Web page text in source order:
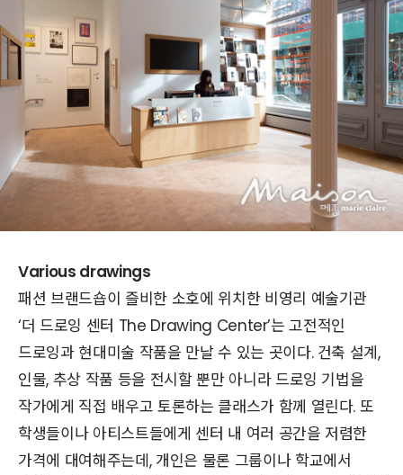
Various drawings
패션 브랜드숍이 즐비한 소호에 위치한 비영리 예술기관
‘더 드로잉 센터 The Drawing Center’는 고전적인
드로잉과 현대미술 작품을 만날 수 있는 곳이다. 건축 설계,
인물, 추상 작품 등을 전시할 뿐만 아니라 드로잉 기법을
작가에게 직접 배우고 토론하는 클래스가 함께 열린다. 또
학생들이나 아티스트들에게 센터 내 여러 공간을 저렴한
가격에 대여해주는데, 개인은 물론 그룹이나 학교에서